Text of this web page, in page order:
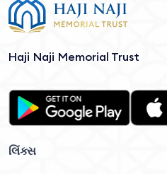
Haji Naji Memorial Trust
લિંક્સ